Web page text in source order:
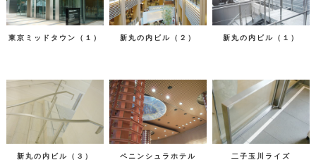
東京ミッドタウン（１） 新丸の内ビル（２） 新丸の内ビル（１）
新丸の内ビル（３） ペニンシュラホテル 二子玉川ライズ